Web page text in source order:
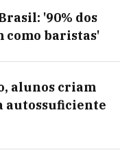
'90% dos
como baristas'
alunos criam
autossuficiente